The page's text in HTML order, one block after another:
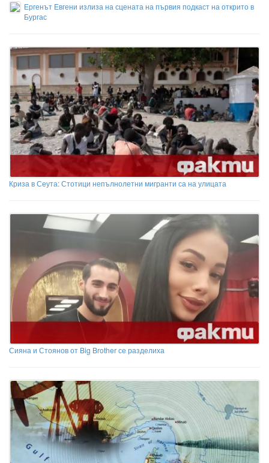
Ергенът Евгени излиза на сцената на първия подкаст на открито в
Бургас
Криза в Сеута: Стотици непълнолетни мигранти са на улицата
Сияна и Стоянов от Big Brother се разделиха